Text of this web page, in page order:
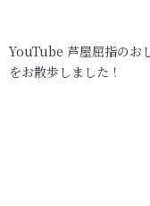
YouTube 芦屋屈指のお
をお散歩しました！